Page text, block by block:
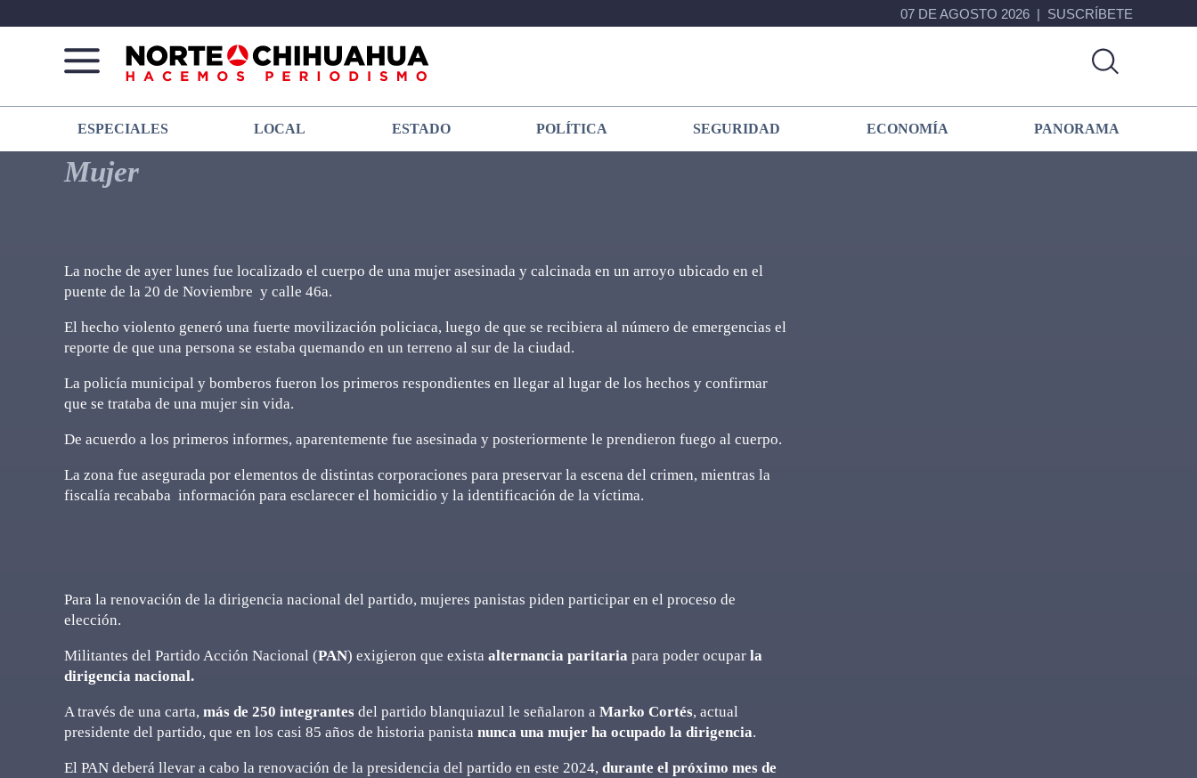
07 DE AGOSTO 2026 SUSCRÍBETE
Norte
De
Chihuahua
Más
que
noticias,
hacemos periodismo
ESPECIALES LOCAL ESTADO POLÍTICA SEGURIDAD ECONOMÍA PANORAMA
Mujer
La noche de ayer lunes fue localizado el cuerpo de una mujer asesinada y calcinada en un arroyo ubicado en el
puente de la 20 de Noviembre y calle 46a.
El hecho violento generó una fuerte movilización policiaca, luego de que se recibiera al número de emergencias el
reporte de que una persona se estaba quemando en un terreno al sur de la ciudad.
La policía municipal y bomberos fueron los primeros respondientes en llegar al lugar de los hechos y confirmar
que se trataba de una mujer sin vida.
De acuerdo a los primeros informes, aparentemente fue asesinada y posteriormente le prendieron fuego al cuerpo.
La zona fue asegurada por elementos de distintas corporaciones para preservar la escena del crimen, mientras la
fiscalía recababa información para esclarecer el homicidio y la identificación de la víctima.
Para la renovación de la dirigencia nacional del partido, mujeres panistas piden participar en el proceso de
elección.
Militantes del Partido Acción Nacional (PAN) exigieron que exista alternancia paritaria para poder ocupar la
dirigencia nacional.
A través de una carta, más de 250 integrantes del partido blanquiazul le señalaron a Marko Cortés, actual
presidente del partido, que en los casi 85 años de historia panista nunca una mujer ha ocupado la dirigencia.
El PAN deberá llevar a cabo la renovación de la presidencia del partido en este 2024, durante el próximo mes de